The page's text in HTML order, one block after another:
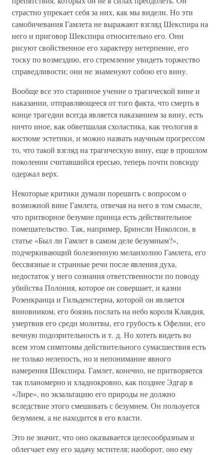
страстно упрекает себя за них, как мы видели. Но эти
самобичевания Гамлета не выражают взгляд Шекспира на
него и приговор Шекспира относительно его. Они
рисуют свойственное его характеру нетерпение, его
тоску по возмездию, его стремление увидеть торжество
справедливости; они не знаменуют собою его вину.
Вообще все это старинное учение о трагической вине и
наказании, отправляющееся от того факта, что смерть в
конце трагедии всегда является наказанием за вину, есть
ничто иное, как обветшалая схоластика, как теология в
костюме эстетики, и можно назвать научным прогрессом
то, что такой взгляд на трагическую вину, еще в прошлом
поколении считавшийся ересью, теперь почти повсюду
одержал верх.
Некоторые критики думали порешить с вопросом о
возможной вине Гамлета, отвечая на него в том смысле,
что притворное безумие принца есть действительное
помешательство. Так, например, Бринсли Николсон, в
статье «Был ли Гамлет в самом деле безумным?»,
подчеркивающий болезненную меланхолию Гамлета, его
бессвязные и странные речи после явления духа,
недостаток у него сознания ответственности по поводу
убийства Полония, которое он совершает, и казни
Розенкранца и Гильденстерна, которой он является
виновником, его боязнь послать на небо короля Клавдия,
умертвив его среди молитвы, его грубость к Офелии, его
вечную подозрительность и т. д. Но хотеть видеть во
всем этом симптомы действительного сумасшествия есть
не только нелепость, но и непонимание явного
намерения Шекспира. Гамлет, конечно, не притворяется
так планомерно и хладнокровно, как позднее Эдгар в
«Лире», но экзальтацию его природы не должно
вследствие этого смешивать с безумием. Он пользуется
безумием, а не находится в его власти.
Это не значит, что оно оказывается целесообразным и
облегчает ему его задачу мстителя; наоборот, оно ему